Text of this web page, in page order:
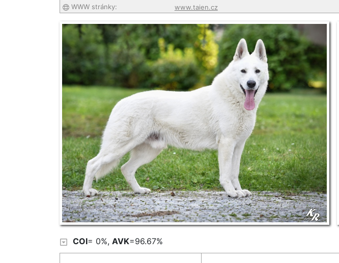
WWW stránky:
www.taien.cz
COI= 0%, AVK=96.67%